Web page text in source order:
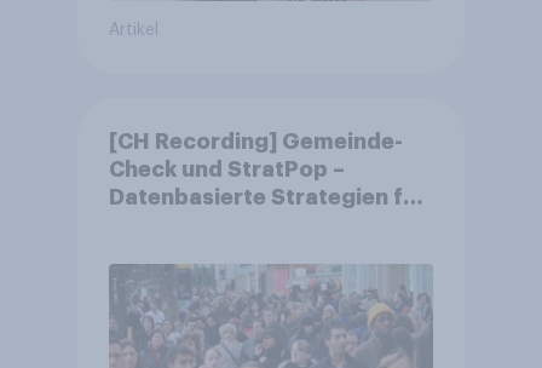
Artikel
[CH Recording] Gemeinde-
Check und StratPop –
Datenbasierte Strategien für